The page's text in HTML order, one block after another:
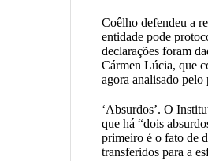
Coêlho defendeu a
entidade pode
declarações foram
Cármen Lúcia, que
agora analisado
‘Absurdos’. O
que há “dois
primeiro é o fato de
transferidos para a